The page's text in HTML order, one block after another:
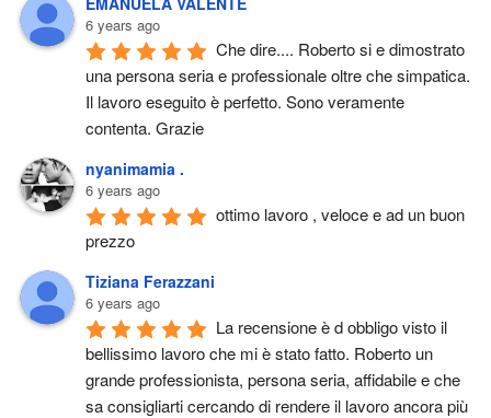
6 years ago
Che dire.... Roberto si e dimostrato
una persona seria e professionale oltre che simpatica.
Il lavoro eseguito è perfetto. Sono veramente
contenta. Grazie
nyanimamia .
6 years ago
ottimo lavoro , veloce e ad un buon
prezzo
Tiziana Ferazzani
6 years ago
La recensione è d obbligo visto il
bellissimo lavoro che mi è stato fatto. Roberto un
grande professionista, persona seria, affidabile e che
sa consigliarti cercando di rendere il lavoro ancora più